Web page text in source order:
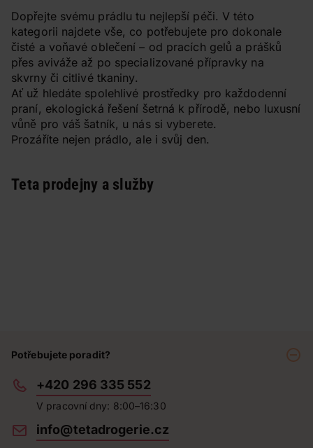
Dopřejte svému prádlu tu nejlepší péči. V této
kategorii najdete vše, co potřebujete pro dokonale
čisté a voňavé oblečení – od pracích gelů a prášků
přes aviváže až po specializované přípravky na
skvrny či citlivé tkaniny.
Ať už hledáte spolehlivé prostředky pro každodenní
praní, ekologická řešení šetrná k přírodě, nebo luxusní
vůně pro váš šatník, u nás si vyberete.
Prozáříte nejen prádlo, ale i svůj den.
Teta prodejny a služby
Potřebujete poradit?
+420 296 335 552
V pracovní dny: 8:00–16:30
info@tetadrogerie.cz